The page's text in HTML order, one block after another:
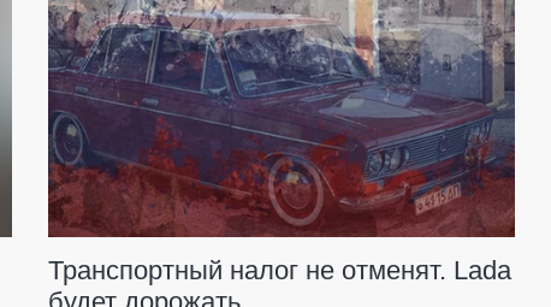
Транспортный налог не отменят. Lada